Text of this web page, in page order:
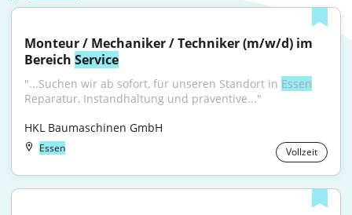
Monteur / Mechaniker / Techniker (m/w/d) im
Bereich Service
"...Suchen wir ab sofort, für unseren Standort in Essen
Reparatur, Instandhaltung und präventive..."
HKL Baumaschinen GmbH
Essen Vollzeit